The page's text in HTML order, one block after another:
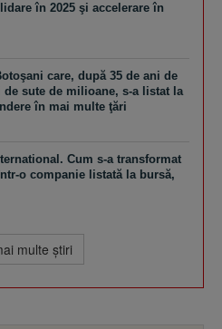
în 2025 şi accelerare în
care, după 35 de ani de
sute de milioane, s-a listat la
în mai multe ţări
Cum s-a transformat
o companie listată la bursă,
multe ştiri